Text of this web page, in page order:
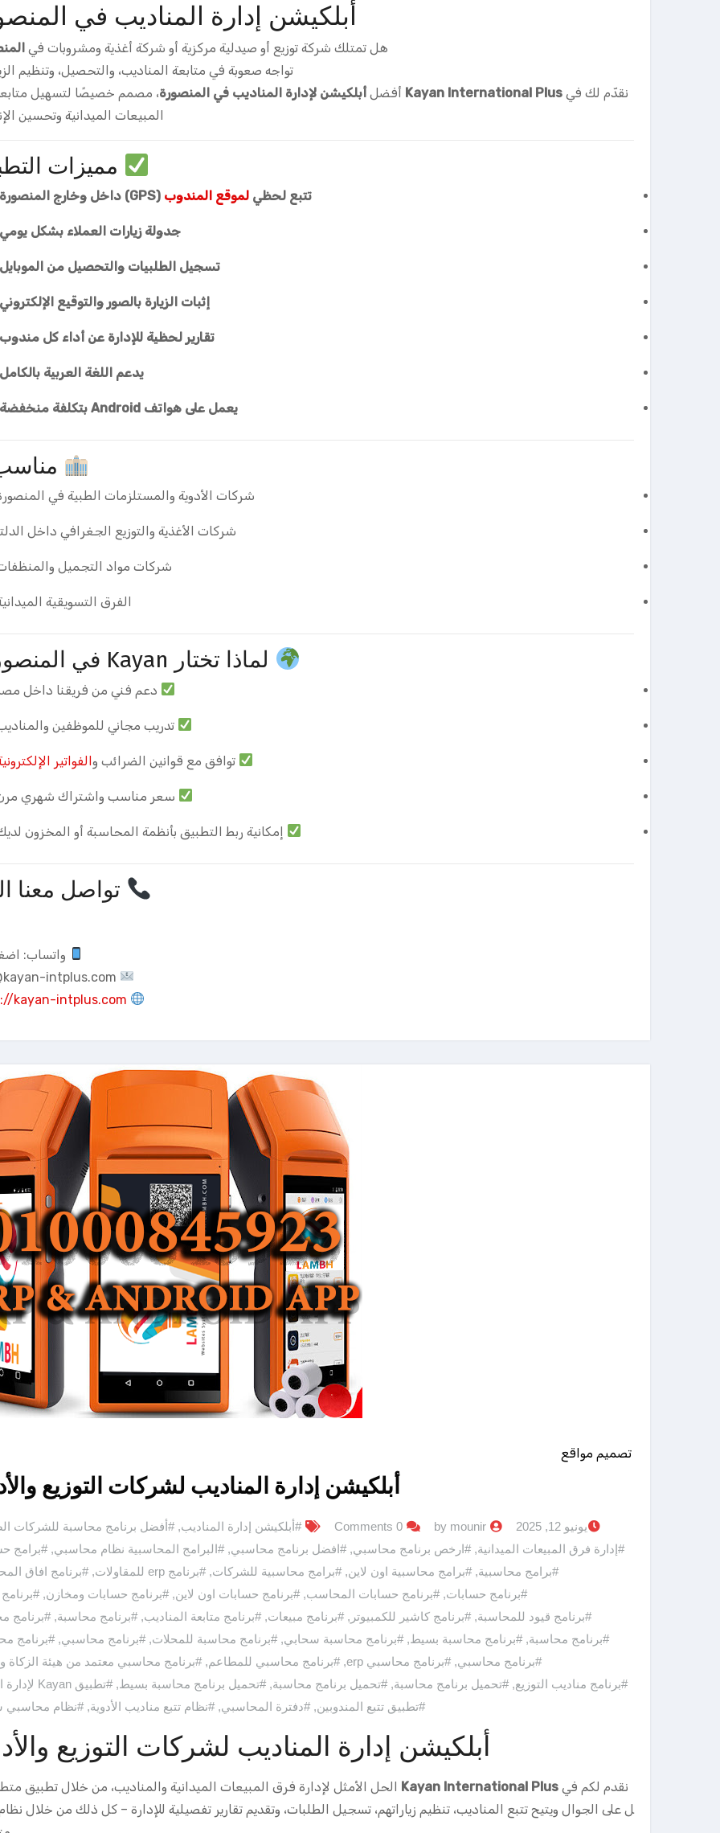
أبلكيشن إدارة المناديب في
هل تمتلك شركة توزيع أو صيدلية مركزية أو شركة أغذية ومشروبات في
تواجه صعوبة في متابعة المناديب، والتحصيل، وتنظيم
نقدّم لك في Kayan International Plus أفضل أبلكيشن لإدارة المناديب في المنصورة، مصمم خصيصًا لتسهيل
المبيعات الميدانية وتحسين
مميزات
تتبع لحظي لموقع المندوب (GPS) داخل وخارج المنصورة.
جدولة زيارات العملاء بشكل
تسجيل الطلبيات والتحصيل من
إثبات الزيارة بالصور والتوقيع
تقارير لحظية للإدارة عن أداء كل
يدعم اللغة العربية
يعمل على هواتف Android بتكلفة منخفضة.
شركات الأدوية والمستلزمات الطبية في
شركات الأغذية والتوزيع الجغرافي داخل
شركات مواد التجميل
الفرق التسويقية
لماذا تختار Kayan في المنصورة؟
دعم فني من فريقنا داخل
تدريب مجاني للموظفين
توافق مع قوانين الضرائب والفواتير
سعر مناسب واشتراك شهري
إمكانية ربط التطبيق بأنظمة المحاسبة أو المخزون
تواصل معنا
واتساب:
intplus.com
kayan-intplus.com
تصميم مواقع
أبلكيشن إدارة المناديب لشركات التوزيع
يونيو 12, 2025 by mounir
0 Comments #أبلكيشن إدارة المناديب,#أفضل برنامج محاسبة للشركات
#إدارة فرق المبيعات الميدانية,#ارخص برنامج محاسبي,#افضل برنامج محاسبي,#البرامج المحاسبية نظام محاسبي,#برامج
#برامج محاسبية,#برامج محاسبية اون لاين,#برامج محاسبية للشركات,#برنامج erp للمقاولات ,#برنامج افاق
#برنامج حسابات,#برنامج حسابات المحاسب,#برنامج حسابات اون لاين,#برنامج حسابات ومخازن,
#برنامج قيود للمحاسبة,#برنامج كاشير للكمبيوتر ,#برنامج مبيعات,#برنامج متابعة المناديب,#برنامج محاسبة,#برنامج
#برنامج محاسبة,#برنامج محاسبة بسيط,#برنامج محاسبة سحابي,#برنامج محاسبة للمحلات,#برنامج محاسبي,#برنامج
#برنامج محاسبي,#برنامج محاسبي erp ,#برنامج محاسبي للمطاعم,#برنامج محاسبي معتمد من هيئة الزكاة
#برنامج مناديب التوزيع,#تحميل برنامج محاسبة,#تحميل برنامج محاسبة,#تحميل برنامج محاسبة بسيط,#تطبيق Kayan لإدارة التوزيع
#تطبيق تتبع المندوبين,#دفترة المحاسبي,#نظام تتبع مناديب الأدوية,#نظام محاسبي
أبلكيشن إدارة المناديب لشركات التوزيع
نقدم لكم في Kayan International Plus الحل الأمثل لإدارة فرق المبيعات الميدانية والمناديب، من خلال تطبيق
ل على الجوال ويتيح تتبع المناديب، تنظيم زياراتهم، تسجيل الطلبات، وتقديم تقارير تفصيلية للإدارة – كل ذلك من خلال